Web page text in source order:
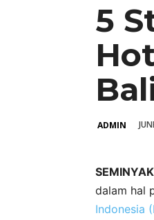
5
ADMIN
dalam hal
Indonesia